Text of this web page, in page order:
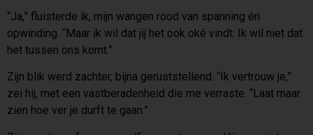
“Ja,” fluisterde ik, mijn wangen rood van spanning én
opwinding. “Maar ik wil dat jij het ook oké vindt. Ik wil niet dat
het tussen ons komt.”
Zijn blik werd zachter, bijna geruststellend. “Ik vertrouw je,”
zei hij, met een vastberadenheid die me verraste. “Laat maar
zien hoe ver je durft te gaan.”